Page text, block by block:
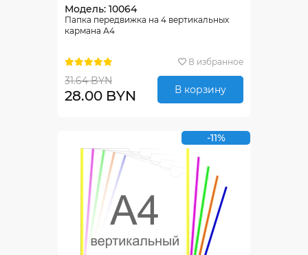
Модель: 10064
Папка передвижка на 4 вертикальных
кармана А4
В избранное
31.64 BYN
28.00 BYN В корзину
-11%